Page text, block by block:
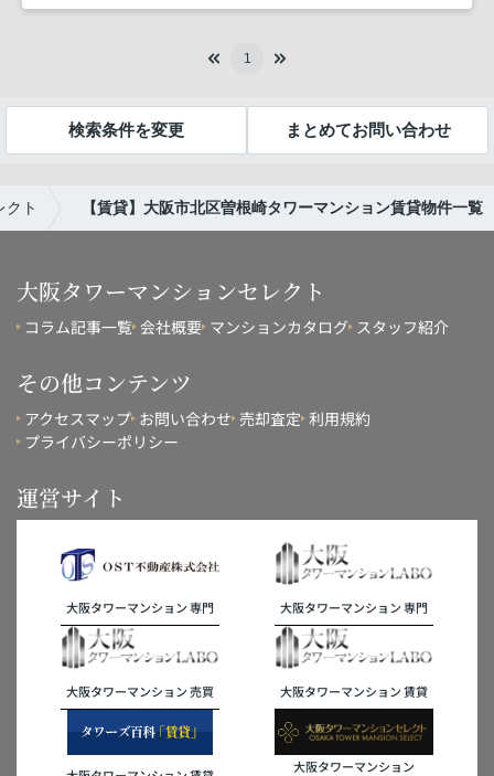
1
検索条件を変更 まとめてお問い合わせ
クト 【賃貸】大阪市北区曽根崎タワーマンション賃貸物件一覧
大阪タワーマンションセレクト
コラム記事一覧 会社概要 マンションカタログ スタッフ紹介
その他コンテンツ
アクセスマップ お問い合わせ 売却査定 利用規約
プライバシーポリシー
運営サイト
大阪タワーマンション 専門 大阪タワーマンション 専門
大阪タワーマンション 売買 大阪タワーマンション 賃貸
大阪タワーマンション